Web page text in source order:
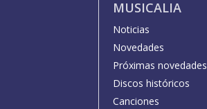
MUSICALIA
Noticias
Novedades
Próximas novedades
Discos históricos
Canciones